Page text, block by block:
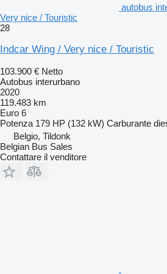
autobus
Very nice / Touristic
28
Indcar Wing / Very nice / Touristic
103.900 € Netto
Autobus interurbano
2020
119.483 km
Euro 6
Potenza 179 HP (132 kW) Carburante
Belgio, Tildonk
Belgian Bus Sales
Contattare il venditore